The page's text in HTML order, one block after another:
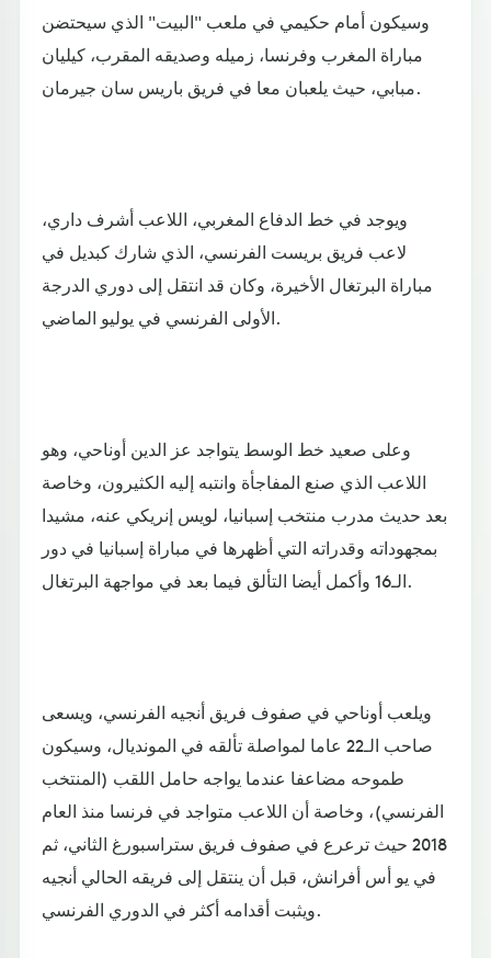
وسيكون أمام حكيمي في ملعب "البيت" الذي سيحتضن
مباراة المغرب وفرنسا، زميله وصديقه المقرب، كيليان
مبابي، حيث يلعبان معا في فريق باريس سان جيرمان.
ويوجد في خط الدفاع المغربي، اللاعب أشرف داري،
لاعب فريق بريست الفرنسي، الذي شارك كبديل في
مباراة البرتغال الأخيرة، وكان قد انتقل إلى دوري الدرجة
الأولى الفرنسي في يوليو الماضي.
وعلى صعيد خط الوسط يتواجد عز الدين أوناحي، وهو
اللاعب الذي صنع المفاجأة وانتبه إليه الكثيرون، وخاصة
بعد حديث مدرب منتخب إسبانيا، لويس إنريكي عنه، مشيدا
بمجهوداته وقدراته التي أظهرها في مباراة إسبانيا في دور
الـ16 وأكمل أيضا التألق فيما بعد في مواجهة البرتغال.
ويلعب أوناحي في صفوف فريق أنجيه الفرنسي، ويسعى
صاحب الـ22 عاما لمواصلة تألقه في المونديال، وسيكون
طموحه مضاعفا عندما يواجه حامل اللقب (المنتخب
الفرنسي)، وخاصة أن اللاعب متواجد في فرنسا منذ العام
2018 حيث ترعرع في صفوف فريق ستراسبورغ الثاني، ثم
في يو أس أفرانش، قبل أن ينتقل إلى فريقه الحالي أنجيه
ويثبت أقدامه أكثر في الدوري الفرنسي.